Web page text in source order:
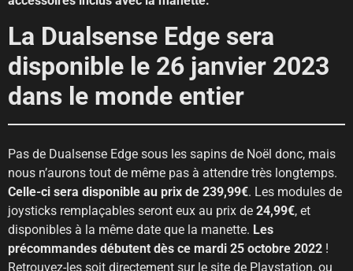
La Dualsense Edge sera
disponible le 26 janvier 2023
dans le monde entier
Pas de Dualsense Edge sous les sapins de Noël donc, mais
nous n’aurons tout de même pas à attendre très longtemps.
Celle-ci sera disponible au prix de 239,99€. Les modules de
joysticks remplaçables seront eux au prix de 24,99€, et
disponibles à la même date que la manette. Les
précommandes débutent dès ce mardi 25 octobre 2022 !
Retrouvez-les soit directement sur le site de Playstation, ou